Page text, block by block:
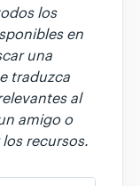
los
en
una
traduzca
al
amigo o
recursos.